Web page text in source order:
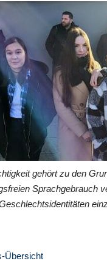
gehört zu den
Sprachgebrauch
Übersicht